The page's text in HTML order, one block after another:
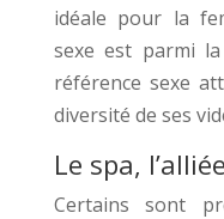
idéale pour la
sexe est parmi
référence sexe
diversité de ses
Le spa,
Certains sont